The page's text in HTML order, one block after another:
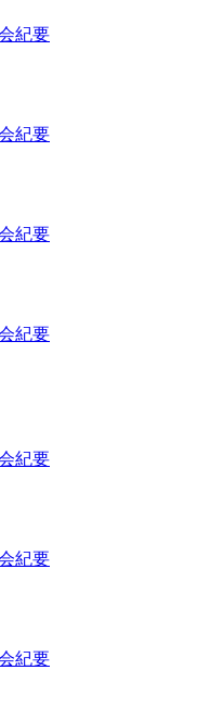
紀要
紀要
紀要
紀要
紀要
紀要
紀要